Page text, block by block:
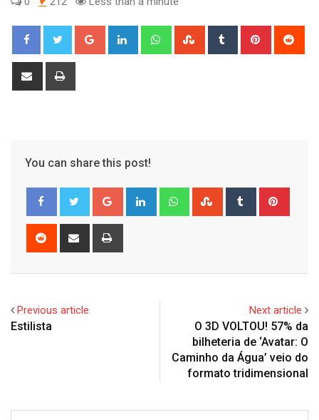
Google+ LinkedIn WhatsappStumbleUpon
Tumblr Pinterest
Share
You can share this post!
Google+ LinkedIn WhatsappStumbleUpon
Tumblr
Reddit
Share
Previous article
Estilista
Next article
O 3D VOLTOU! 57% da
bilheteria de ‘Avatar: O
Caminho da Água’ veio do
formato tridimensional